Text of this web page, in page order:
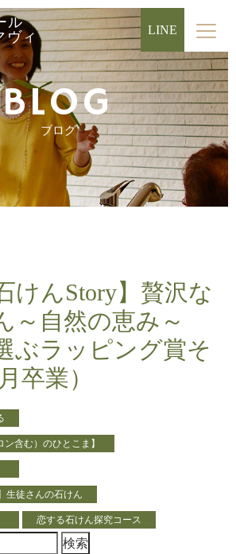
ル
ヴィ
LINE
BLOG
ブログ
けんStory】贅沢な
～自然の恵み～
ぶラッピング賞そ
卒業）
ン含む）のひとこま】
生徒さんの石けん
恋する石けん探究コース